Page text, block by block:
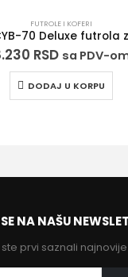
FUTROLE I KOFERI
70 Deluxe futrola
RSD sa PDV-
DODAJ U KORPU
NA NAŠU
prvi saznali